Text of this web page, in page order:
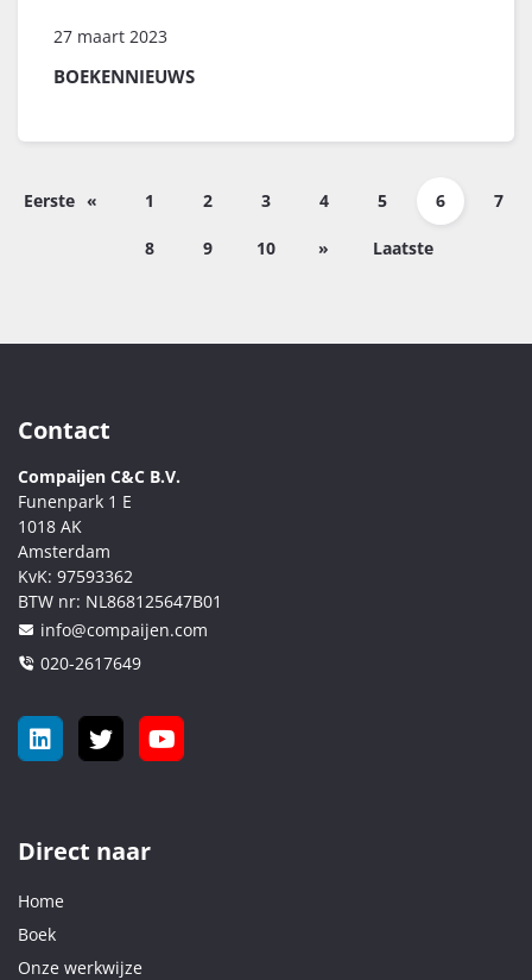
BOEKENNIEUWS
27 maart 2023
Eerste « 1 2 3 4 5 6 7
8 9 10 » Laatste
Contact
Compaijen C&C B.V.
Funenpark 1 E
1018 AK
Amsterdam
info@compaijen.com
020-2617649
KvK: 97593362
BTW nr: NL868125647B01
Direct naar
Home
Boek
Onze werkwijze